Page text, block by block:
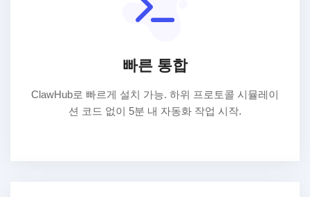
빠른 통합
ClawHub로 빠르게 설치 가능. 하위 프로토콜 시뮬레이
션 코드 없이 5분 내 자동화 작업 시작.